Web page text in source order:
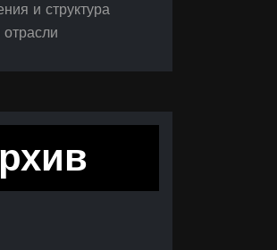
и структура